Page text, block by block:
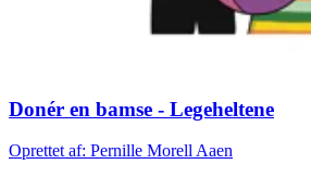
Donér en bamse - Legeheltene
Oprettet af: Pernille Morell Aaen